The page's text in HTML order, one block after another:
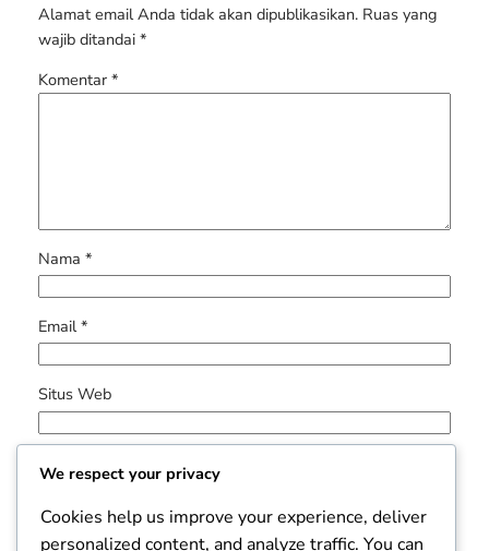
Alamat email Anda tidak akan dipublikasikan. Ruas yang
wajib ditandai *
Komentar *
Nama *
Email*
Situs Web
Simpan nama, email, dan situs web saya pada
peramban ini untuk komentar saya berikutnya.
We respect your privacy
Cookies help us improve your experience, deliver
personalized content, and analyze traffic. You can